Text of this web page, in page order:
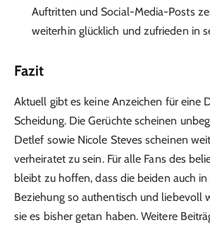
Auftritten und Social-Media-Posts
weiterhin glücklich und zufrieden in
Fazit
Aktuell gibt es keine Anzeichen für eine
Scheidung. Die Gerüchte scheinen
Detlef sowie Nicole Steves scheinen
verheiratet zu sein. Für alle Fans des
bleibt zu hoffen, dass die beiden auch
Beziehung so authentisch und liebevoll
sie es bisher getan haben. Weitere